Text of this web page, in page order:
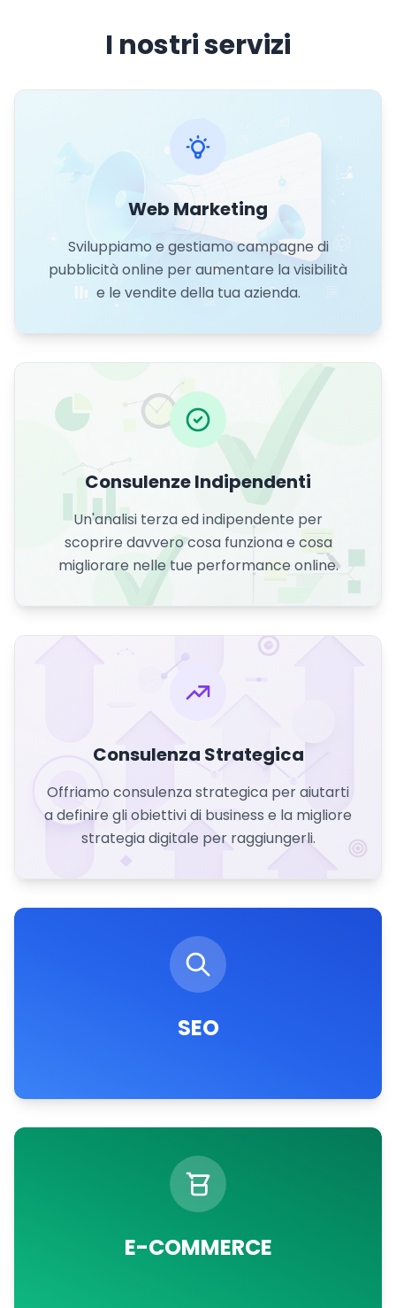
I nostri servizi
Web Marketing
Sviluppiamo e gestiamo campagne di
pubblicità online per aumentare la visibilità
e le vendite della tua azienda.
Consulenze Indipendenti
Un'analisi terza ed indipendente per
scoprire davvero cosa funziona e cosa
migliorare nelle tue performance online.
Consulenza Strategica
Offriamo consulenza strategica per aiutarti
a definire gli obiettivi di business e la migliore
strategia digitale per raggiungerli.
SEO
E-COMMERCE